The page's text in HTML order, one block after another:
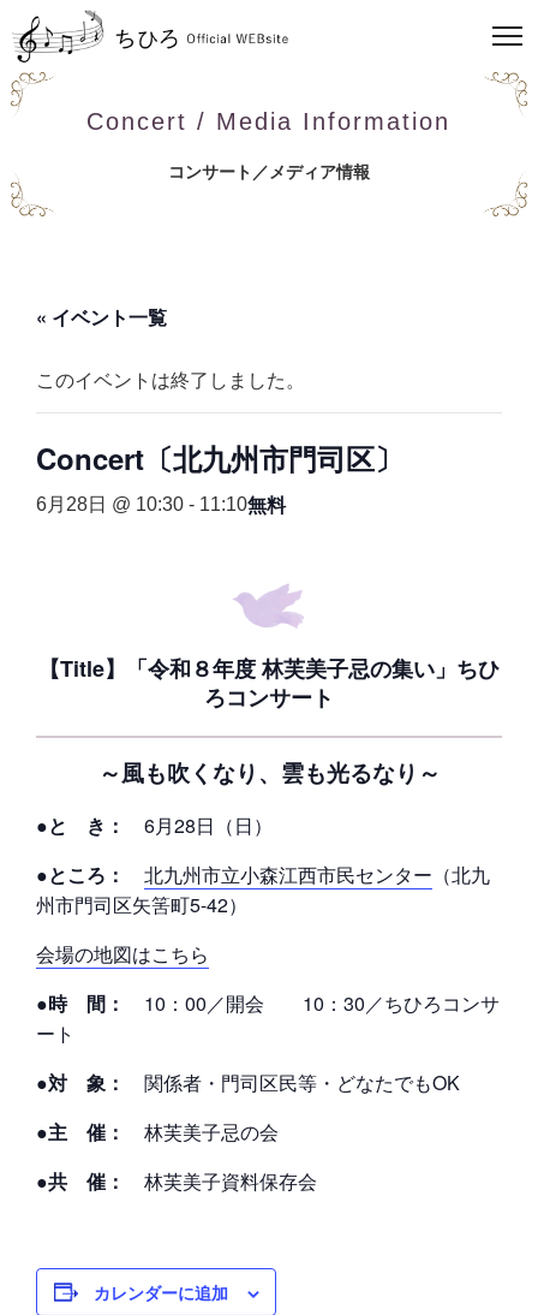
Concert / Media Information
コンサート／メディア情報
« イベント一覧
このイベントは終了しました。
Concert〔北九州市門司区〕
6月28日 @ 10:30 - 11:10無料
【Title】「令和８年度 林芙美子忌の集い」ちひ
ろコンサート
～風も吹くなり、雲も光るなり～
●と き：
6月28日（日）
●ところ：
北九州市立小森江西市民センター （北九
州市門司区矢筈町5-42）
会場の地図はこちら
●時 間：
10：00／開会 10：30／ちひろコンサ
ート
●対 象：
関係者・門司区民等・どなたでもOK
●主 催：
林芙美子忌の会
●共 催：
林芙美子資料保存会
カレンダーに追加